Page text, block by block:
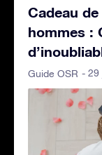
Cadeau
hommes :
Guide OSR - 29